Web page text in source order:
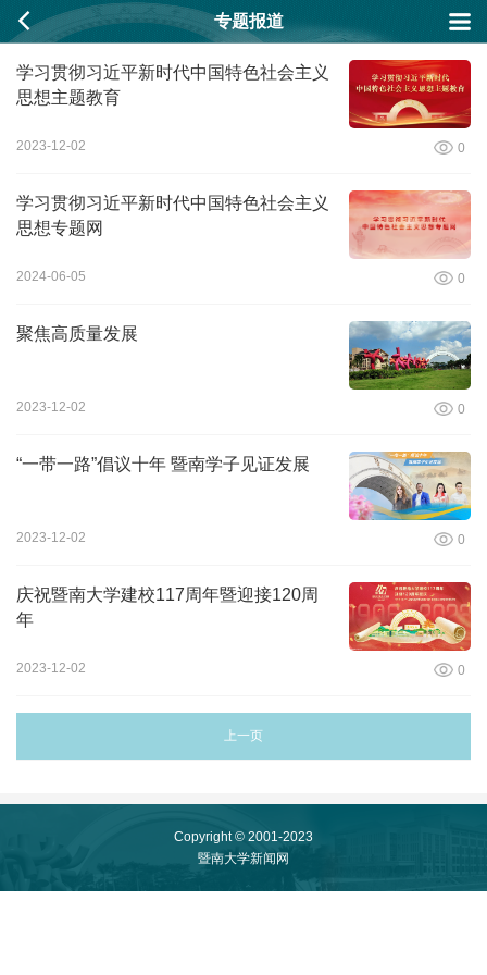
专题报道
学习贯彻习近平新时代中国特色社会主义
思想主题教育
2023-12-02 0
学习贯彻习近平新时代中国特色社会主义
思想专题网
2024-06-05 0
聚焦高质量发展
2023-12-02 0
“一带一路”倡议十年 暨南学子见证发展
2023-12-02 0
庆祝暨南大学建校117周年暨迎接120周
年
2023-12-02 0
上一页
Copyright © 2001-2023
暨南大学新闻网